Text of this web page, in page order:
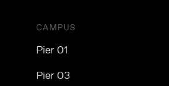
CAMPUS
Pier 01
Pier 03